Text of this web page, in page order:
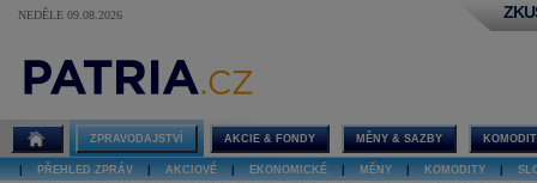
NEDĚLE 09.08.2026
ZPRAVODAJSTVÍ AKCIE & FONDY MĚNY & SAZBY
PŘEHLED ZPRÁV AKCIOVÉ EKONOMICKÉ MĚNY KOMODITY